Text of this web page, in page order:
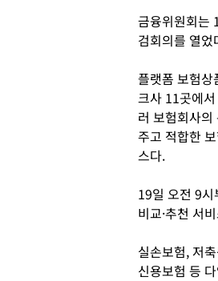
금융위원회는
검회의를 열었
플랫폼 보험상
크사 11곳에
러 보험회사
주고 적합한
스다.
19일 오전 9시
비교·추천 서
실손보험, 저
신용보험 등